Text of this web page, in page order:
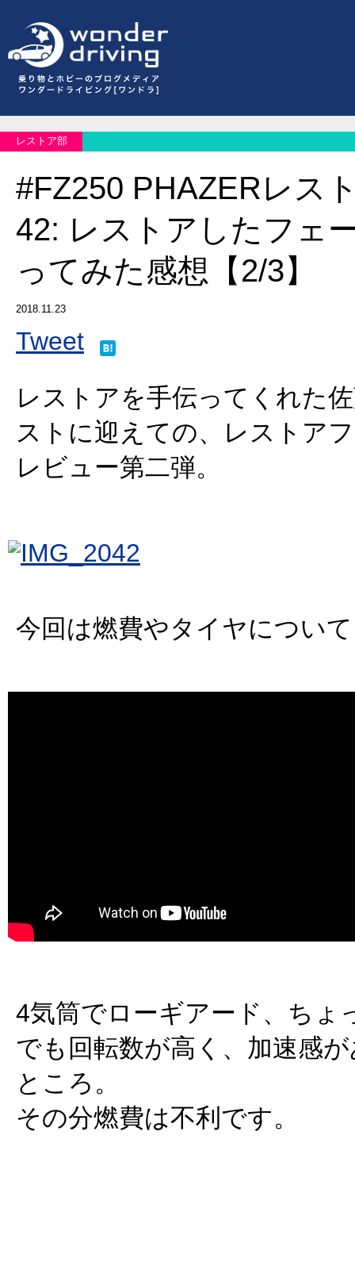
レストア部
#FZ250 PHAZERレス
42: レストアしたフェ
ってみた感想【2/3】
2018.11.23
Tweet
レストアを手伝ってくれた
ストに迎えての、レストア
レビュー第二弾。
今回は燃費やタイヤについ
4気筒でローギアード、ちょ
でも回転数が高く、加速感
ところ。
その分燃費は不利です。